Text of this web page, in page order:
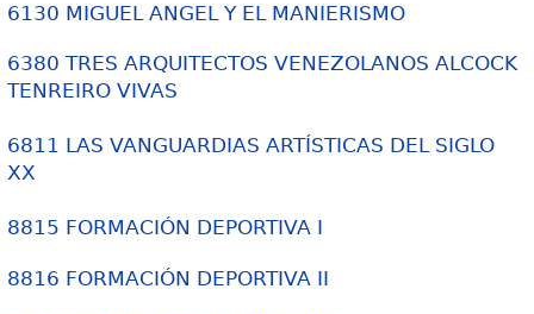
6130 MIGUEL ANGEL Y EL MANIERISMO
6380 TRES ARQUITECTOS VENEZOLANOS ALCOCK
TENREIRO VIVAS
6811 LAS VANGUARDIAS ARTÍSTICAS DEL SIGLO
XX
8815 FORMACIÓN DEPORTIVA I
8816 FORMACIÓN DEPORTIVA II